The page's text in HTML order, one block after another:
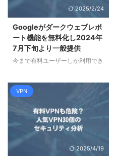
において、無効にするとどうなる
ポイント UPnPの機能と役割
UPnPの脆弱性 ゲームとUPnPの
関係 UPnPを無効にした場合の影
響 UPnPのメリット・デメリット
2025/2/24
Googleがダークウェブレポ
ート機能を無料化し2024年
7月下旬より一般提供
今まで有料ユーザーしか利用でき
能が、無料化され、誰でも利用で
きるようになります。この記事で
かから、わかりやすく解説しま
す。 ポイント ダークウェブとは
「Googleダークウェブレポー
ト」と「あなたに関する検索結
果」の違い Googleダークウェブ
VPN
2025/4/19